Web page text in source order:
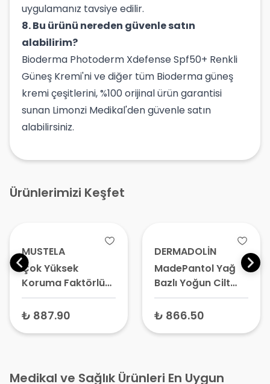
uygulamanız tavsiye edilir.
8. Bu ürünü nereden güvenle satın
alabilirim?
Bioderma Photoderm Xdefense Spf50+ Renkli
Güneş Kremi'ni ve diğer tüm Bioderma güneş
kremi çeşitlerini, %100 orijinal ürün garantisi
sunan Limonzi Medikal'den güvenle satın
alabilirsiniz.
Ürünlerimizi Keşfet
MUSTELA
Çok Yüksek
Koruma Faktörlü
Güneş Losyonu
SPF 50+ 40 ml –
Koruyucu
₺ 887.90
DERMADOLİN
MadePantol Yağ
Bazlı Yoğun Cilt
Bakım Kremi 50 ml
₺ 866.50
Medikal ve Sağlık Ürünleri En Uygun